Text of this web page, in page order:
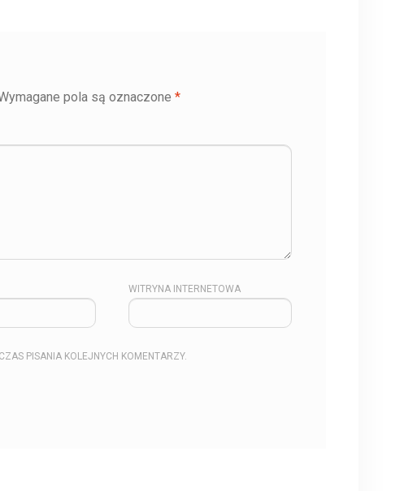
pola są oznaczone *
WITRYNA INTERNETOWA
PISANIA KOLEJNYCH KOMENTARZY.